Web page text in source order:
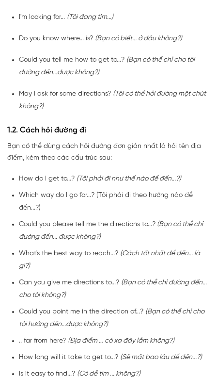
I'm looking for... (Tôi đang tìm...)
Do you know where... is? (Bạn có biết... ở đâu không?)
Could you tell me how to get to...? (Bạn có thể chỉ cho tôi
đường đến...được không?)
May I ask for some directions? (Tôi có thể hỏi đường một chút
không?)
1.2. Cách hỏi đường đi
Bạn có thể dùng cách hỏi đường đơn giản nhất là hỏi tên địa
điểm, kèm theo các cấu trúc sau:
How do I get to...? (Tôi phải đi như thế nào để đến...?)
Which way do I go for...? (Tôi phải đi theo hướng nào để
đến...?)
Could you please tell me the directions to...? (Bạn có thể chỉ
đường đến... được không?)
What's the best way to reach...? (Cách tốt nhất để đến... là
gì?)
Can you give me directions to...? (Bạn có thể chỉ đường đến...
cho tôi không?)
Could you point me in the direction of...? (Bạn có thể chỉ cho
tôi hướng đến...được không?)
.. far from here? (Địa điểm … có xa đây lắm không?)
How long will it take to get to...? (Sẽ mất bao lâu để đến...?)
Is it easy to find...? (Có dễ tìm ... không?)